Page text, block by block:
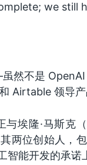
we still
然不是
Airtable 领导
埃隆·马斯克
两位创始人，
能开发的承诺